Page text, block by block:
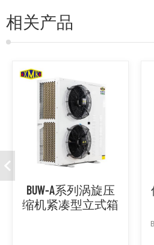
相关产品
BUW-A系列涡旋压
缩机紧凑型立式箱